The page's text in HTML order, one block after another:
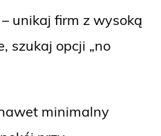
– unikaj firm z wysoką
szukaj opcji „no
minimalny